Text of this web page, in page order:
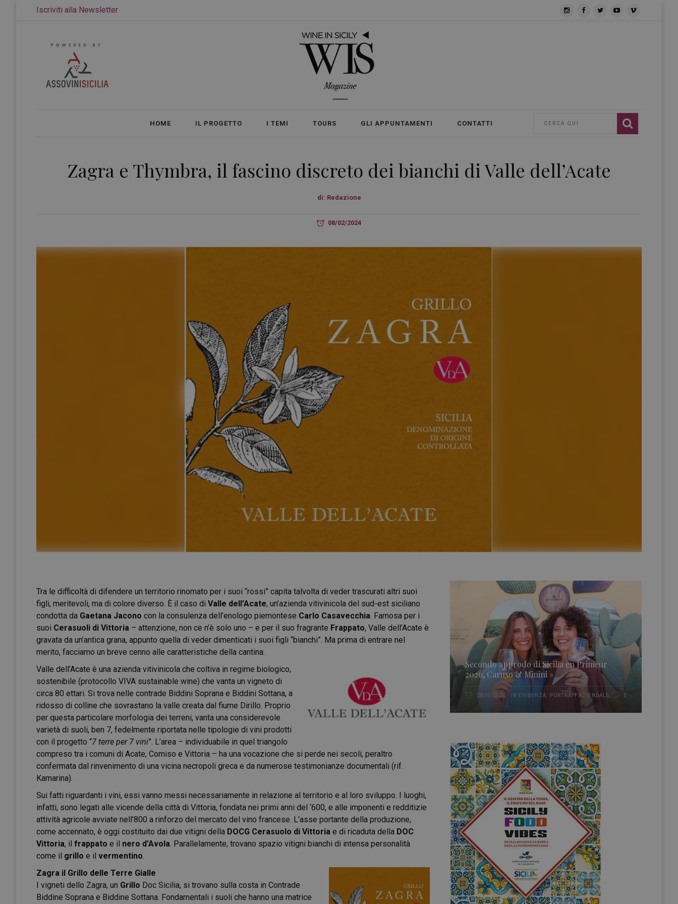
Iscriviti alla Newsletter
HOME IL PROGETTO I TEMI TOURS GLI APPUNTAMENTI CONTATTI
Zagra e Thymbra, il fascino discreto dei bianchi di Valle dell’Acate
di: Redazione
08/02/2024
Tra le difficoltà di difendere un territorio rinomato per i suoi “rossi” capita talvolta di veder trascurati altri suoi
figli, meritevoli, ma di colore diverso. È il caso di Valle dell’Acate, un’azienda vitivinicola del sud-est siciliano
condotta da Gaetana Jacono con la consulenza dell’enologo piemontese Carlo Casavecchia. Famosa per i
suoi Cerasuoli di Vittoria – attenzione, non ce n’è solo uno – e per il suo fragrante Frappato, Valle dell’Acate è
gravata da un’antica grana, appunto quella di veder dimenticati i suoi figli “bianchi”. Ma prima di entrare nel
merito, facciamo un breve cenno alle caratteristiche della cantina.
Valle dell’Acate è una azienda vitivinicola che coltiva in regime biologico,
sostenibile (protocollo VIVA sustainable wine) che vanta un vigneto di
circa 80 ettari. Si trova nelle contrade Biddini Soprana e Biddini Sottana, a
ridosso di colline che sovrastano la valle creata dal fiume Dirillo. Proprio
per questa particolare morfologia dei terreni, vanta una considerevole
varietà di suoli, ben 7, fedelmente riportata nelle tipologie di vini prodotti
con il progetto “7 terre per 7 vini”. L’area – individuabile in quel triangolo
compreso tra i comuni di Acate, Comiso e Vittoria – ha una vocazione che si perde nei secoli, peraltro
confermata dal rinvenimento di una vicina necropoli greca e da numerose testimonianze documentali (rif.
Kamarina).
Sui fatti riguardanti i vini, essi vanno messi necessariamente in relazione al territorio e al loro sviluppo. I luoghi,
infatti, sono legati alle vicende della città di Vittoria, fondata nei primi anni del ‘600, e alle imponenti e redditizie
attività agricole avviate nell’800 a rinforzo del mercato del vino francese. L’asse portante della produzione,
come accennato, è oggi costituito dai due vitigni della DOCG Cerasuolo di Vittoria e di ricaduta della DOC
Vittoria, il frappato e il nero d’Avola. Parallelamente, trovano spazio vitigni bianchi di intensa personalità
come il grillo e il vermentino.
Zagra il Grillo delle Terre Gialle
I vigneti dello Zagra, un Grillo Doc Sicilia, si trovano sulla costa in Contrade
Biddine Soprana e Biddine Sottana. Fondamentali i suoli che hanno una matrice
Secondo approdo di Sicilia en Primeur
2026, Caruso & Minini »
28/05/2026 IN EVIDENZA PORTRAIT AZIENDALE 0